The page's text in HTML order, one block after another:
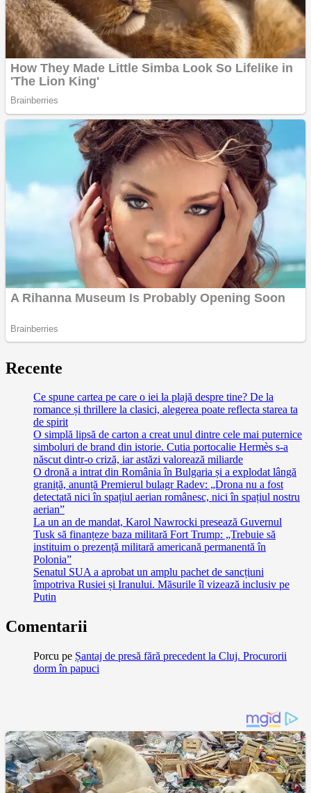
Recente
Ce spune cartea pe care o iei la plajă despre tine? De la
romance și thrillere la clasici, alegerea poate reflecta starea ta
de spirit
O simplă lipsă de carton a creat unul dintre cele mai puternice
simboluri de brand din istorie. Cutia portocalie Hermès s-a
născut dintr-o criză, iar astăzi valorează miliarde
O dronă a intrat din România în Bulgaria și a explodat lângă
graniță, anunță Premierul bulagr Radev: „Drona nu a fost
detectată nici în spațiul aerian românesc, nici în spațiul nostru
aerian”
La un an de mandat, Karol Nawrocki presează Guvernul
Tusk să finanțeze baza militară Fort Trump: „Trebuie să
instituim o prezență militară americană permanentă în
Polonia”
Senatul SUA a aprobat un amplu pachet de sancțiuni
împotriva Rusiei și Iranului. Măsurile îl vizează inclusiv pe
Putin
Comentarii
Porcu pe Șantaj de presă fără precedent la Cluj. Procurorii
dorm în papuci